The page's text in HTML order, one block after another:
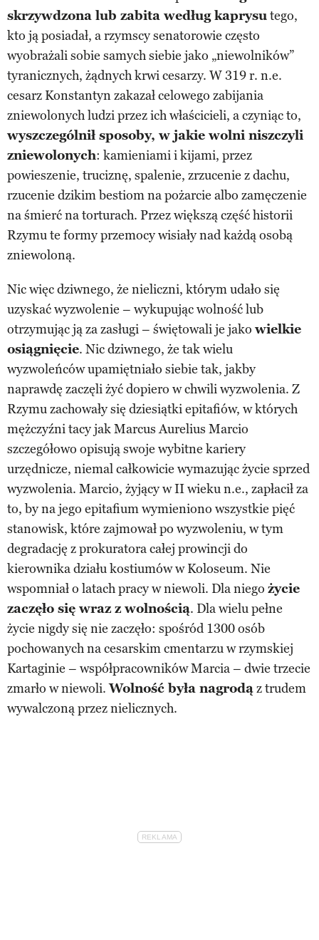
skrzywdzona lub zabita według kaprysutego,
kto ją posiadał, a rzymscy senatorowie często
wyobrażali sobie samych siebie jako „niewolników”
tyranicznych, żądnych krwi cesarzy. W 319 r. n.e.
cesarz Konstantyn zakazał celowego zabijania
zniewolonych ludzi przez ich właścicieli, a czyniąc to,
wyszczególnił sposoby, w jakie wolni niszczyli
zniewolonych: kamieniami i kijami, przez
powieszenie, truciznę, spalenie, zrzucenie z dachu,
rzucenie dzikim bestiom na pożarcie albo zamęczenie
na śmierć na torturach. Przez większą część historii
Rzymu te formy przemocy wisiały nad każdą osobą
zniewoloną.
Nic więc dziwnego, że nieliczni, którym udało się
uzyskać wyzwolenie – wykupując wolność lub
otrzymując ją za zasługi – świętowali je jako wielkie
osiągnięcie. Nic dziwnego, że tak wielu
wyzwoleńców upamiętniało siebie tak, jakby
naprawdę zaczęli żyć dopiero w chwili wyzwolenia. Z
Rzymu zachowały się dziesiątki epitafiów, w których
mężczyźni tacy jak Marcus Aurelius Marcio
szczegółowo opisują swoje wybitne kariery
urzędnicze, niemal całkowicie wymazując życie sprzed
wyzwolenia. Marcio, żyjący w II wieku n.e., zapłacił za
to, by na jego epitafium wymieniono wszystkie pięć
stanowisk, które zajmował po wyzwoleniu, w tym
degradację z prokuratora całej prowincji do
kierownika działu kostiumów w Koloseum. Nie
wspomniał o latach pracy w niewoli. Dla niego życie
zaczęło się wraz z wolnością. Dla wielu pełne
życie nigdy się nie zaczęło: spośród 1300 osób
pochowanych na cesarskim cmentarzu w rzymskiej
Kartaginie – współpracowników Marcia – dwie trzecie
zmarło w niewoli.Wolność była nagrodąz trudem
wywalczoną przez nielicznych.